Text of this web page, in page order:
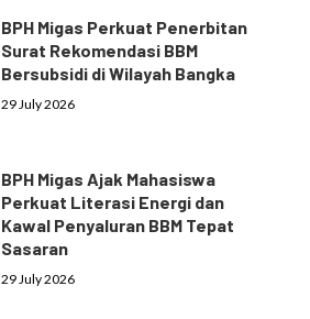
BPH Migas Perkuat Penerbitan
Surat Rekomendasi BBM
Bersubsidi di Wilayah Bangka
29 July 2026
BPH Migas Ajak Mahasiswa
Perkuat Literasi Energi dan
Kawal Penyaluran BBM Tepat
Sasaran
29 July 2026